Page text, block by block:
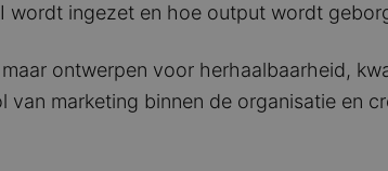
wordt ingezet en hoe output wordt
ontwerpen voor herhaalbaarheid,
marketing binnen de organisatie en